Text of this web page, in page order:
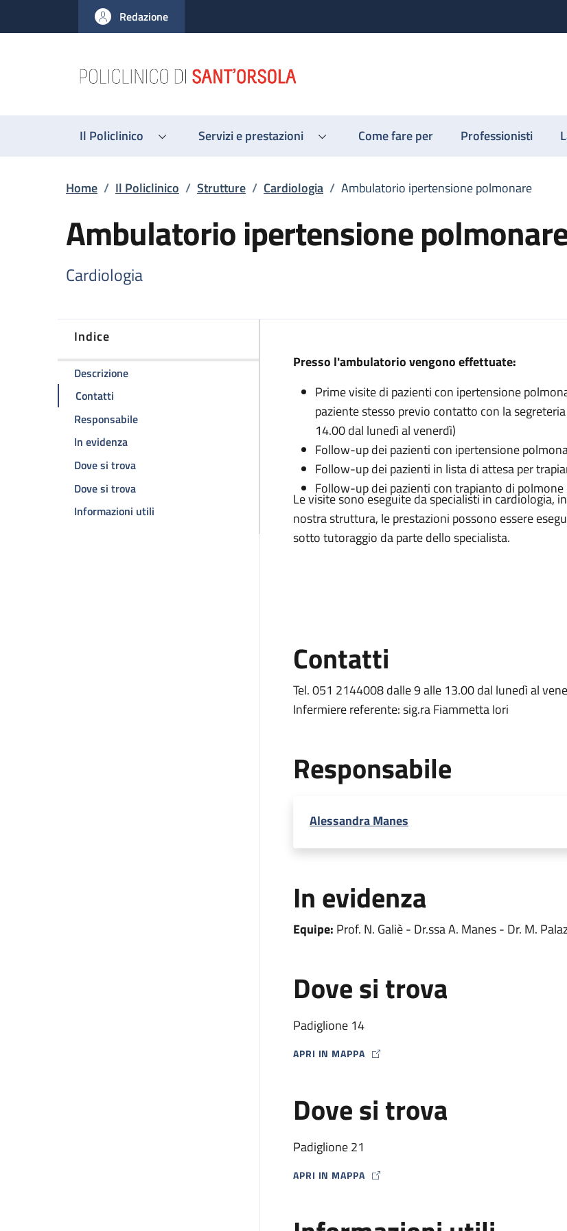
al contenuto principale
to footer content
Redazione
Il Policlinico Servizi e prestazioni Come fare per Professionisti
Briciole di pane
Home / Il Policlinico / Strutture / Cardiologia / Ambulatorio ipertensione polmonare
Ambulatorio ipertensione
Cardiologia
Indice
Descrizionedella pagina Ambulatorio ipertensione polmonare
Contatti della pagina Ambulatorio ipertensione polmonare
Responsabiledella pagina Ambulatorio ipertensione polmonare
In evidenzadella pagina Ambulatorio ipertensione polmonare
Dove si trovadella pagina Ambulatorio ipertensione polmonare
Dove si trovadella pagina Ambulatorio ipertensione polmonare
Informazioni utili della pagina Ambulatorio ipertensione polmonare
Descrizione
Presso l'ambulatorio vengono effettuate:
Prime visite di pazienti con ipertensione
paziente stesso previo contatto con la
14.00 dal lunedì al venerdì)
Follow-up dei pazienti con ipertensione
Follow-up dei pazienti in lista di attesa per
Follow-up dei pazienti con trapianto di
Le visite sono eseguite da specialisti in cardiologia,
nostra struttura, le prestazioni possono essere
sotto tutoraggio da parte dello specialista.
Contatti
Tel. 051 2144008 dalle 9 alle 13.00 dal lunedì al
Infermiere referente: sig.ra Fiammetta Iori
Responsabile
Alessandra Manes
In evidenza
Equipe: Prof. N. Galiè - Dr.ssa A. Manes - Dr. M.
Dove si trova
Padiglione 14
APRI IN MAPPA
MAP ICON
Dove si trova
Padiglione 21
APRI IN MAPPA
MAP ICON